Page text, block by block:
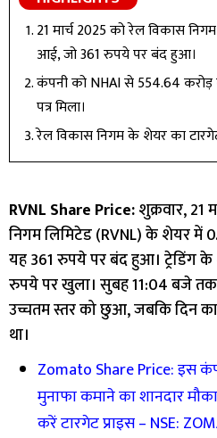
21 मार्च 2025 को रेल विकास
आई, जो 361 रुपये पर बंद हुआ।
कंपनी को NHAI से ₹554.64
पत्र मिला।
रेल विकास निगम के शेयर का
RVNL Share Price:शुक्रवार, 21
निगम लिमिटेड (RVNL) के शेयर में
यह 361 रुपये पर बंद हुआ।
रुपये पर खुला। सुबह 11:04 बजे
उच्चतम स्तर को छुआ, जबकि दिन
था।
Zomato Share Price: इस
मुनाफा कमाने का शानदार
करें टारगेट प्राइस – NSE: